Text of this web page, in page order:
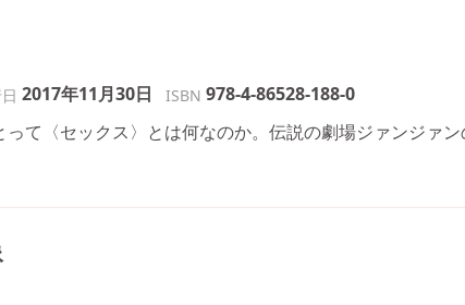
2017年11月30日 ISBN 978-4-86528-188-0
って〈セックス〉とは何なのか。伝説の劇場ジァンジァ